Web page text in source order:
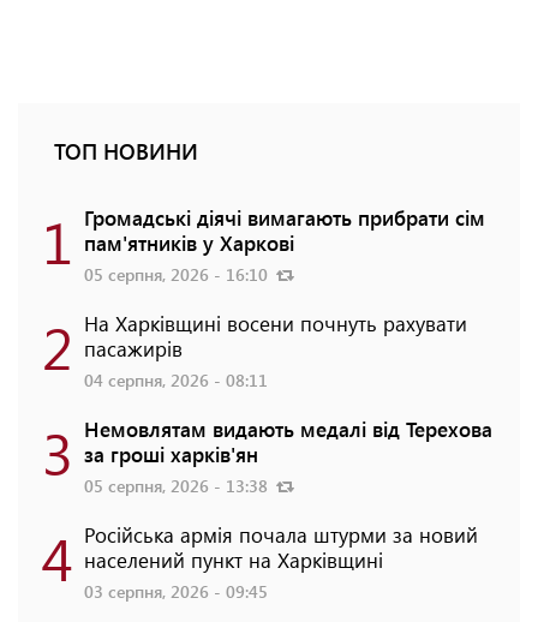
ТОП НОВИНИ
1 Громадські діячі вимагають прибрати сім
пам'ятників у Харкові
05 серпня, 2026 - 16:10
2 На Харківщині восени почнуть рахувати
пасажирів
04 серпня, 2026 - 08:11
3 Немовлятам видають медалі від Терехова
за гроші харків'ян
05 серпня, 2026 - 13:38
4 Російська армія почала штурми за новий
населений пункт на Харківщині
03 серпня, 2026 - 09:45